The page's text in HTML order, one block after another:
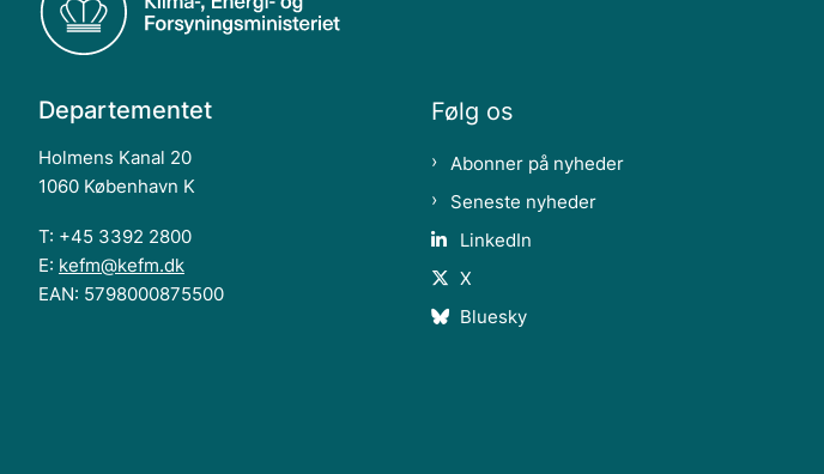
Departementet
Holmens Kanal 20
1060 København K
T: +45 3392 2800
E: kefm@kefm.dk
EAN: 5798000875500
Følg os
Abonner på nyheder
Seneste nyheder
LinkedIn
X
Bluesky